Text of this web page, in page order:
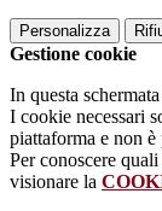
Personalizza
Gestione cookie
In questa
I cookie necessari
piattaforma e non
Per conoscere
visionare la